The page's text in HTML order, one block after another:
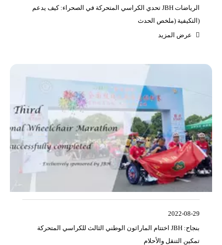
تحدي الكراسي المتحركة في الصحراء: كيف يدعم JBH الرياضات
التكيفية (ملخص الحدث)
عرض المزيد
2022-08-29
اختتام الماراثون الوطني الثالث للكراسي المتحركة JBH بنجاح:
تمكين التنقل والأحلام